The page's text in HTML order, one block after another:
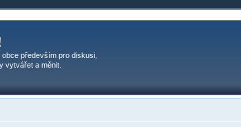
především pro diskusi,
vytvářet a měnit.